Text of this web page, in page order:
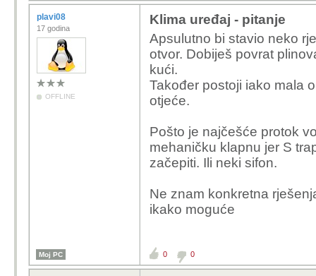
plavi08
17 godina
OFFLINE
Klima uređaj - pitanje
Apsulutno bi stavio neko
otvor. Dobiješ povrat
kući.
Također postoji iako mala
otjeće.
Pošto je najčešće protok
mehaničku klapnu jer S
začepiti. Ili neki sifon.
Ne znam konkretna
ikako moguće
Moj PC 0 0